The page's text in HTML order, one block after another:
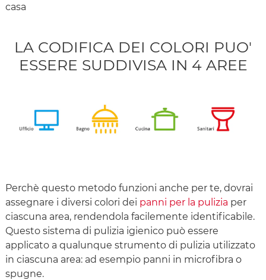
casa
LA CODIFICA DEI COLORI PUO'
ESSERE SUDDIVISA IN 4 AREE
Perchè questo metodo funzioni anche per te, dovrai
assegnare i diversi colori dei panni per la pulizia per
ciascuna area, rendendola facilemente identificabile.
Questo sistema di pulizia igienico può essere
applicato a qualunque strumento di pulizia utilizzato
in ciascuna area: ad esempio panni in microfibra o
spugne.